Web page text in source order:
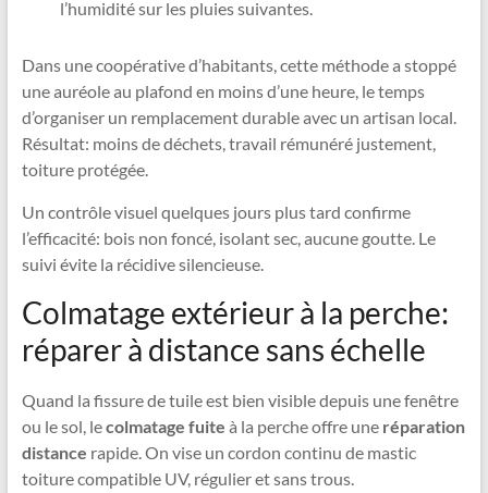
l’humidité sur les pluies suivantes.
Dans une coopérative d’habitants, cette méthode a stoppé
une auréole au plafond en moins d’une heure, le temps
d’organiser un remplacement durable avec un artisan local.
Résultat: moins de déchets, travail rémunéré justement,
toiture protégée.
Un contrôle visuel quelques jours plus tard confirme
l’efficacité: bois non foncé, isolant sec, aucune goutte. Le
suivi évite la récidive silencieuse.
Colmatage extérieur à la perche:
réparer à distance sans échelle
Quand la fissure de tuile est bien visible depuis une fenêtre
ou le sol, lecolmatage fuite à la perche offre une réparation
distance rapide. On vise un cordon continu de mastic
toiture compatible UV, régulier et sans trous.